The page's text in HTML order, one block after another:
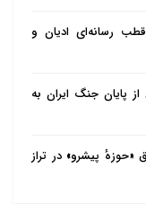
رسانه‌ای ادیان و
پایان جنگ ایران به
«حوزهٔ پیشرو» در تراز